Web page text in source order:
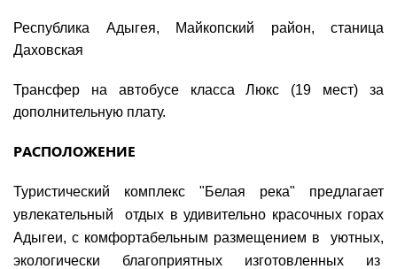
Республика Адыгея, Майкопский район, станица
Даховская
Трансфер на автобусе класса Люкс (19 мест) за
дополнительную плату.
РАСПОЛОЖЕНИЕ
Туристический комплекс "Белая река" предлагает
увлекательный отдых в удивительно красочных горах
Адыгеи, с комфортабельным размещением в уютных,
экологически благоприятных изготовленных из